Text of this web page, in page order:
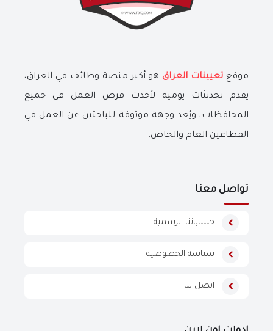
موقع تعيينات العراق هو أكبر منصة وظائف في العراق،
يقدم تحديثات يومية لأحدث فرص العمل في جميع
المحافظات، ويُعد وجهة موثوقة للباحثين عن العمل في
القطاعين العام والخاص.
تواصل معنا
حساباتنا الرسمية
سياسة الخصوصية
اتصل بنا